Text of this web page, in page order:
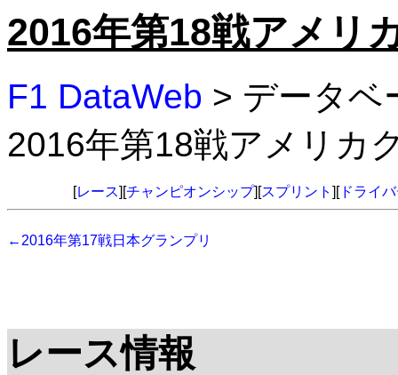
2016年第18戦アメリ
F1 DataWeb > データ
2016年第18戦アメリカ
[レース][チャンピオンシップ][スプリント ][ドライ
←2016年第17戦日本グランプリ
レース情報